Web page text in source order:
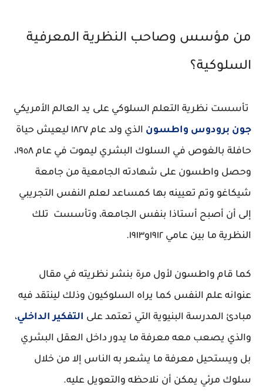
من مؤسس وصاحب النظرية المعرفية
السلوكية؟
تأسست نظرية التعلم السلوكي على يد العالم الأمريكي
جون برودوس واطسون
الذي ولد عام ١٨٢٧ ليعيش حياة
حافلة بالغوص في السلوك البشري ليموت في عام ١٩٥٨،
وحصل واطسون على شهادته الجامعية من جامعة
شيكاغو وتم تعيينه بها كمساعد لعلم النفس التجريبي
إلى أن أصبح أستاذا بنفس الجامعة، وتأسست تلك
النظرية ما بين عامي ١٩١٢و١٩١٣.
كما قام واطسون لأول مرة بنشر نظريته في مقال
عنوانه علم النفس كما يراه السلوكيون وذلك لينتقد فيه
مبادئ المدرسة البنيوية التي تعتمد على التفكير الداخلي،
والذي يصعب معه معرفة ما يدور داخل العقل البشري
بل ويستحيل معرفة ما يشعر به الناس إلا من خلال
سلوك مرئي يمكن أن نلاحظه والتعويل عليه.